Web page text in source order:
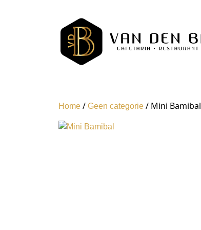
Home / Geen categorie / Mini Bamibal